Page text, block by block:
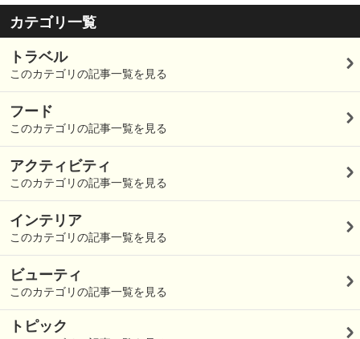
カテゴリ一覧
トラベル
このカテゴリの記事一覧を見る
フード
このカテゴリの記事一覧を見る
アクティビティ
このカテゴリの記事一覧を見る
インテリア
このカテゴリの記事一覧を見る
ビューティ
このカテゴリの記事一覧を見る
トピック